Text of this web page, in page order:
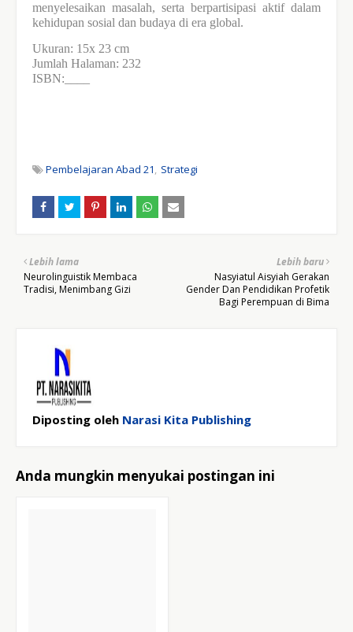
menyelesaikan masalah, serta berpartisipasi aktif dalam
kehidupan sosial dan budaya di era global.
Ukuran: 15x 23 cm
Jumlah Halaman: 232
ISBN:____
Pembelajaran Abad 21 Strategi
Lebih baru
Nasyiatul Aisyiah Gerakan
Gender Dan Pendidikan Profetik
Bagi Perempuan di Bima
Lebih lama
Neurolinguistik Membaca
Tradisi, Menimbang Gizi
Diposting oleh Narasi Kita Publishing
Anda mungkin menyukai postingan ini